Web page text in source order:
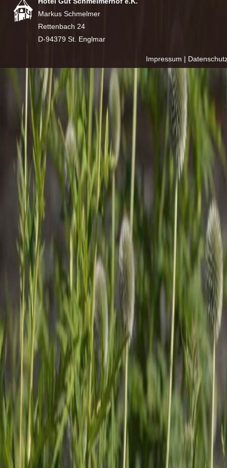
Markus Schmelmer
Rettenbach 24
D-94379 St. Englmar
Impressum |